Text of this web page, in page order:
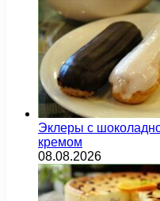
Эклеры с
кремом
08.08.2026